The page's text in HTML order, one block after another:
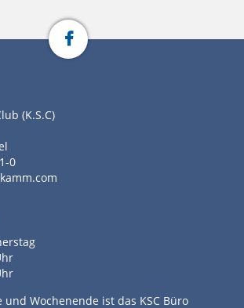
(K.S.C)
0
und Wochenende ist das KSC Büro